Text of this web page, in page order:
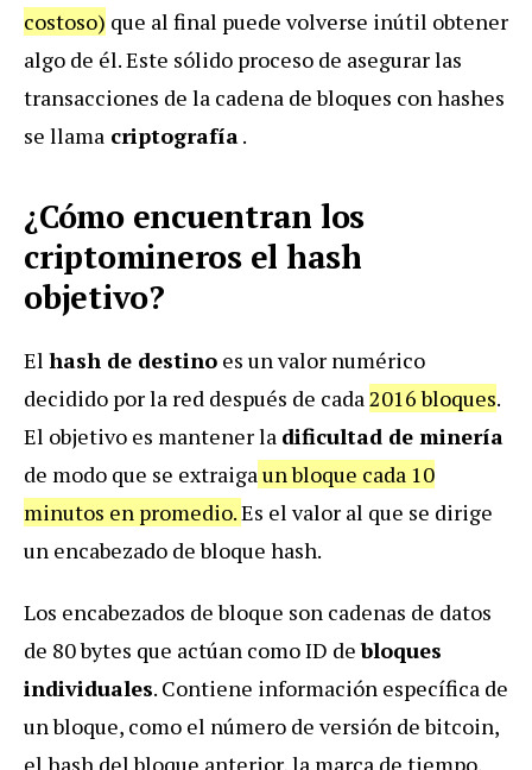
costoso) que al final puede volverse inútil obtener
algo de él. Este sólido proceso de asegurar las
transacciones de la cadena de bloques con hashes
se llama criptografía.
¿Cómo encuentran los
criptomineros el hash
objetivo?
El hash de destino es un valor numérico
decidido por la red después de cada2016 bloques.
El objetivo es mantener la dificultad de minería
de modo que se extraigaun bloque cada 10
minutos en promedio.Es el valor al que se dirige
un encabezado de bloque hash.
Los encabezados de bloque son cadenas de datos
de 80 bytes que actúan como ID debloques
individuales. Contiene información específica de
un bloque, como el número de versión de bitcoin,